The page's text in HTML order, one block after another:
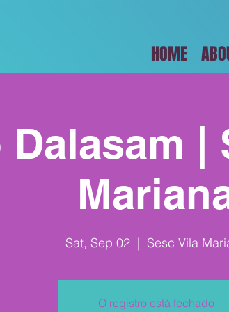
HOME
|
Sat, Sep 02
  |
Sesc Vila
O registro está fechado